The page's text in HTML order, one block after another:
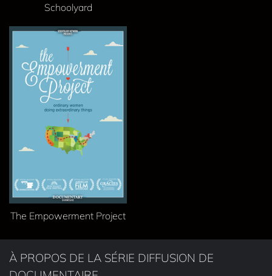
Schoolyard
The Empowerment Project
À PROPOS DE LA SÉRIE DIFFUSION DE